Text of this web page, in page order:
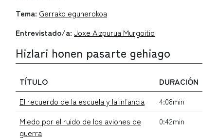
Tema: Gerrako egunerokoa
Entrevistado/a: Joxe Aizpurua Murgoitio
Hizlari honen pasarte gehiago
TÍTULO
DURACIÓN
El recuerdo de la escuela y la infancia
4:08min
Miedo por el ruido de los aviones de
guerra
0:42min